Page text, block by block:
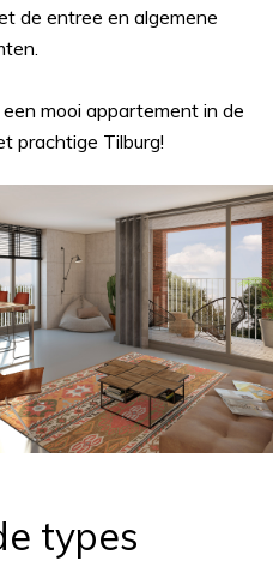
de entree en algemene
mooi appartement in de
prachtige Tilburg!
types